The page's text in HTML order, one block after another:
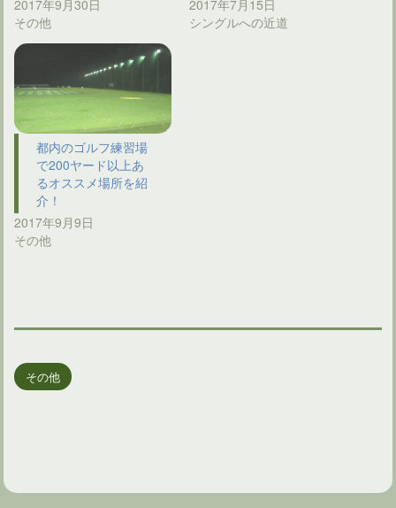
2017年9月30日
その他
2017年7月15日
シングルへの近道
都内のゴルフ練習場
で200ヤード以上あ
るオススメ場所を紹
介！
2017年9月9日
その他
その他